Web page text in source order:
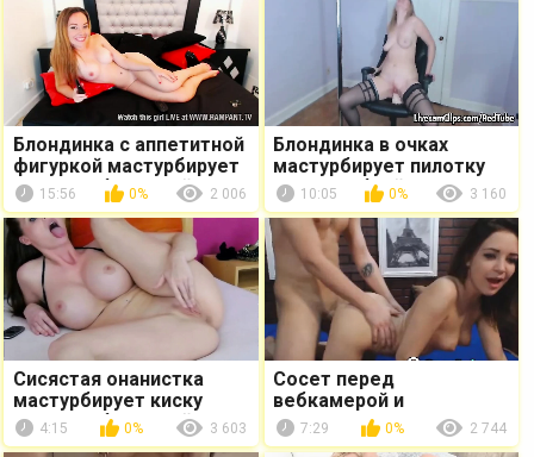
Блондинка с аппетитной
фигуркой мастурбирует
перед вебкамерой
15:56 0% 2 006
Блондинка в очках
мастурбирует пилотку
перед вебкой
10:05 0% 3 160
Сисястая онанистка
мастурбирует киску
перед вебкамерой
4:15 0% 3 603
Сосет перед
вебкамерой и
подставляет дырку под
член парня
7:29 0% 2 744